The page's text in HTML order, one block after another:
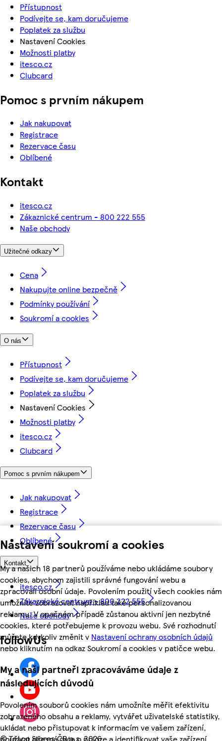
Nastavení soukromí a cookies
My a našich 18 partnerů používáme nebo ukládáme soubory
cookies, abychom zajistili správné fungování webu a
zpracovali osobní údaje. Povolením použití všech cookies nám
umožníte zobrazovat například také personalizovanou
reklamu. V opačném případě zůstanou aktivní jen nezbytné
cookies, které potřebujeme k provozu webu. Své rozhodnutí
můžete kdykoliv změnit v Nastavení ochrany osobních údajů
nebo kliknutím na odkaz Soukromí a cookies v patičce webu.
My a naši partneři zpracováváme údaje z
následujících důvodů
Povolením souborů cookies nám umožníte měřit efektivitu
zobrazeného obsahu a reklamy, vytvářet uživatelské statistiky,
ukládat nebo přistupovat k informacím ve vašem zařízení,
Přístupnost
Podívejte se, kam doručujeme
Poplatek za službu
Nastavení Cookies
Možnosti platby
itesco.cz
Clubcard
Pomoc s prvním nákupem
Jak nakupovat
Registrace
Rezervace času
Oblíbené
Kontakt
itesco.cz
Zákaznické centrum - 800 222 555
Naše obchody
Užitečné odkazy
Cena
Nakupujte online bezpečně
Podmínky používání
Soukromí a cookies
O nás
Přístupnost
Podívejte se, kam doručujeme
Poplatek za službu
Nastavení Cookies
Možnosti platby
itesco.cz
Clubcard
Pomoc s prvním nákupem
Jak nakupovat
Registrace
Rezervace času
Oblíbené
Kontakt
itesco.cz
Zákaznické centrum - 800 222 555
Naše obchody
followUs
©Tesco Stores ČR a.s. 2026